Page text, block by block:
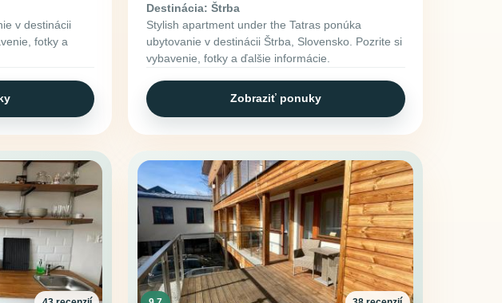
v destinácii
fotky a
Destinácia: Štrba
Stylish apartment under the Tatras ponúka
ubytovanie v destinácii Štrba, Slovensko. Pozrite si
vybavenie, fotky a ďalšie informácie.
Zobraziť ponuky